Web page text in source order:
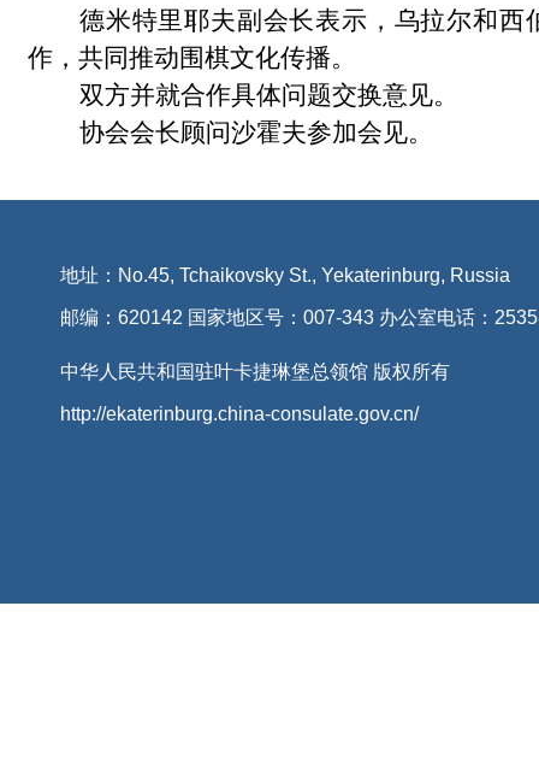
德米特里耶夫副会长表示，乌拉尔和
作，共同推动围棋文化传播。
双方并就合作具体问题交换意见。
协会会长顾问沙霍夫参加会见。
地址：No.45, Tchaikovsky St., Yekaterinburg, Russia
邮编：620142 国家地区号：007-343 办公室电话：
中华人民共和国驻叶卡捷琳堡总领馆 版权所有
http://ekaterinburg.china-consulate.gov.cn/